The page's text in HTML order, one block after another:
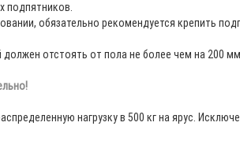
подпятников.
обязательно рекомендуется крепить
отстоять от пола не более чем на 200
нагрузку в 500 кг на ярус.